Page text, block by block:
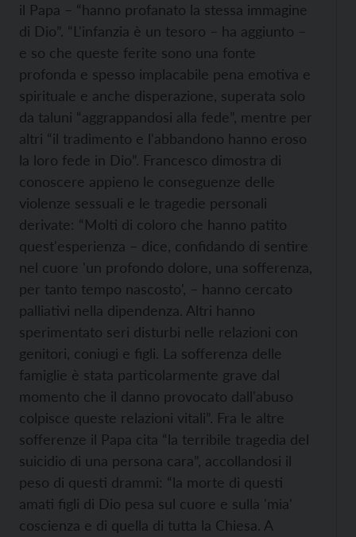
il Papa – “hanno profanato la stessa immagine
di Dio”. “L'infanzia è un tesoro – ha aggiunto –
e so che queste ferite sono una fonte
profonda e spesso implacabile pena emotiva e
spirituale e anche disperazione, superata solo
da taluni “aggrappandosi alla fede”, mentre per
altri “il tradimento e l'abbandono hanno eroso
la loro fede in Dio”. Francesco dimostra di
conoscere appieno le conseguenze delle
violenze sessuali e le tragedie personali
derivate: “Molti di coloro che hanno patito
quest'esperienza – dice, confidando di sentire
nel cuore 'un profondo dolore, una sofferenza,
per tanto tempo nascosto', – hanno cercato
palliativi nella dipendenza. Altri hanno
sperimentato seri disturbi nelle relazioni con
genitori, coniugi e figli. La sofferenza delle
famiglie è stata particolarmente grave dal
momento che il danno provocato dall'abuso
colpisce queste relazioni vitali”. Fra le altre
sofferenze il Papa cita “la terribile tragedia del
suicidio di una persona cara”, accollandosi il
peso di questi drammi: “la morte di questi
amati figli di Dio pesa sul cuore e sulla 'mia'
coscienza e di quella di tutta la Chiesa. A